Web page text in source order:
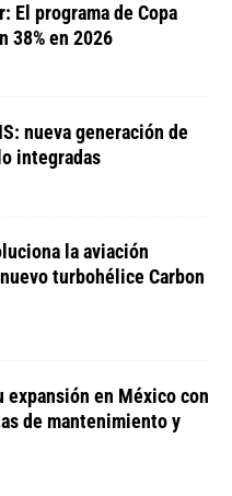
El programa de Copa
38% en 2026
nueva generación de
integradas
la aviación
turbohélice Carbon
expansión en México con
de mantenimiento y